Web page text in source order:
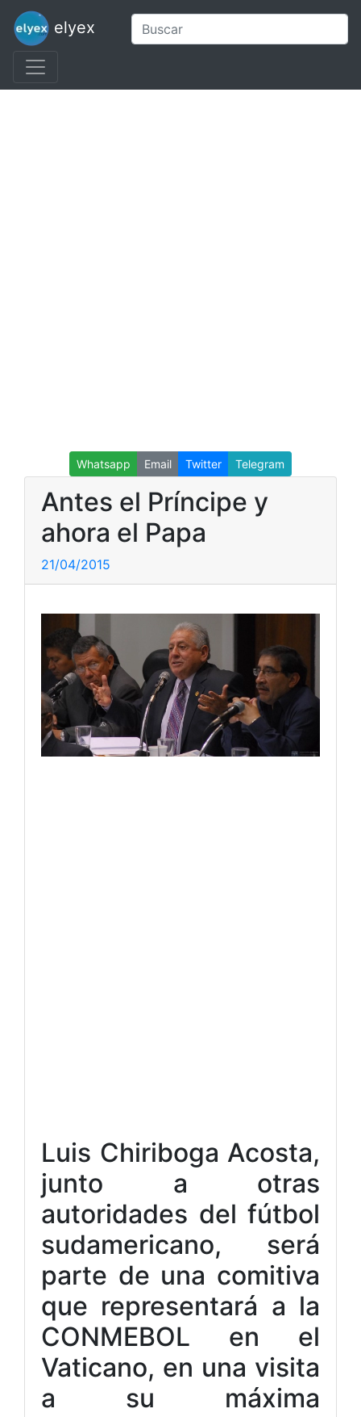
elyex
Whatsapp Email Twitter Telegram
Antes el Príncipe y
ahora el Papa
21/04/2015
Luis Chiriboga Acosta,
junto a otras
autoridades del fútbol
sudamericano, será
parte de una comitiva
que representará a la
CONMEBOL en el
Vaticano, en una visita
a su máxima